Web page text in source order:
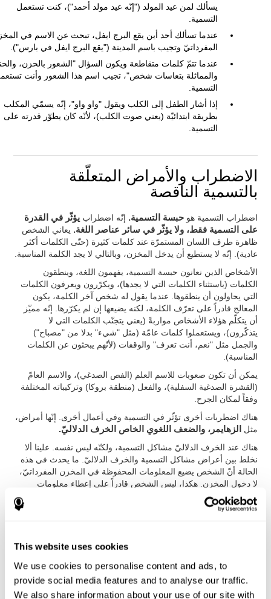
This website uses cookies
We use cookies to personalise content and ads, to
provide social media features and to analyse our traffic.
We also share information about your use of our site with
يسألك لمن عيد المولد ("إنّه عيد مولد أحمد")، كنت تستعمل
التسمية.
عندما تسألك أحد أين يقع البرج ايفل، تبحث عن الاسم في
المفرداتيّ وتجيب باسم المدينة ("يقع البرج ايفل في بارس").
عندما تتمّ كلمات متقاطعة ويكون السؤال "الشعور بالحزن،
والمماثلة بتعاسات شخص"، تجيب اسم هذا الشعور وأنت
التسمية.
إذا أشار الطفل إلى الكلب ويقول "واو واو"، إنّه يسمّي المكلب
بطريقة ابتدائيّة (يعني صوت الكلب)، لأنّه كان يطوّر قدرته على
التسمية.
الاضطراب والأمراض المتعلّقة
بالتسمية الناقصة
اضطراب التسمية هوحبسة التسمية. إنّه اضطرابيؤثّر في القدرة
على التسمية فقط، ولا يؤثّر في سائر عناصر اللغة. يعاني الشخص
ظاهرة طرف اللسان المستمرّة عند كلمات كثيرة (حتّى الكلمات أكثر
عادية). إنّه لا يستطيع أن يدخل المخزن، وبالتالي لا يجد الكلمة المناسبة.
الأشخاص الذين نعانون حبسة التسمية، يفهمون اللغة، وينطقون
الكلمات (باستثناء الكلمات التي لا يجدها)، ويكرّرون ويعرفون الكلمات
التي يحاولون أن ينطقوها. عندما يقول له شخص آخر الكلمة، يكون
المعالج قادراً على تعرّف الكلمة، لكنه يضيعها إن لم يكرّرها. إنّه مميّز
أن يتكلّم هؤلاء الأشخاص مواربةً (يعني يتجنّب الكلمات التي لا
يتذكّرون)، ويستعملوا كلمات عامّة (مثل "شيء" بدلا من "مصباح")
والجمل مثل "نعم، أنت تعرف" والوقفات (لأنّهم يبحثون عن الكلمات
المناسبة).
يمكن أن تكون صعوبات للاسم العلم (الفص الصدغي)، والاسم العامّ
(القشرة الصدغية السفلية)، والفعل (منطقة بروكا) وتركيباته المختلفة
وفقاً لمكان الجرح.
هناك اضطربات أخرى تؤثّر في التسمية وفي أعمال أخرى. إنّها أمراض،
مثل
الزهايمر، والضعف اللغوي الخاص الخرف الدلاليّ.
هناك عند الخرف الدلاليّ مشاكل التسمية، ولكنّه ليس نفسه. علينا ألا
نخلط بين أعراض مشاكل التسمية والخرف الدلاليّ. ما يحدث في هذه
الحالة أنّ الشخص يضيع المعلومات المحفوظة في المخزن المفرداتيّ،
لا دخول المخزن. هكذا، ليس الشخص قادراً على إعطاء معلومات
الكلمة (لعلّها معلومات عامّة) التي يحاول بقولها.
هناك عند عسر القراءة أو اضطراب نقص الانتباه وفرط النشاط
كيف نقايس وتقيّم قدرة التسمية؟
التسمية رئيسيّة للاتّصال والتعلّم. إنّها جوهريّة للفعّالية وفهم اللغة. نحتاج